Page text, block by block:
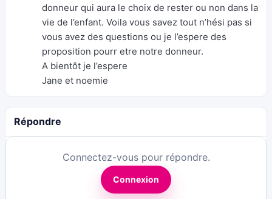
donneur qui aura le choix de rester ou non dans la
vie de l’enfant. Voila vous savez tout n’hési pas si
vous avez des questions ou je l’espere des
proposition pourr etre notre donneur.
A bientôt je l’espere
Jane et noemie
Répondre
Connectez-vous pour répondre.
Connexion